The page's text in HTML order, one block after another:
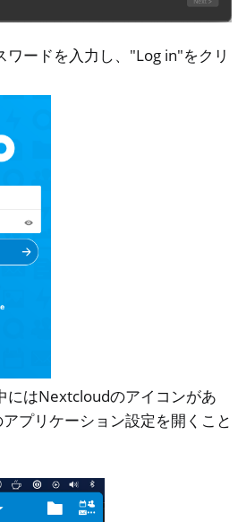
ワードを入力し、"Log in"をクリ
にはNextcloudのアイコンがあ
プリケーション設定を開くこと